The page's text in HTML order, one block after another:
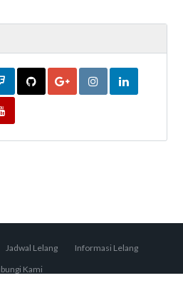
Jadwal Lelang
Informasi Lelang
Kami